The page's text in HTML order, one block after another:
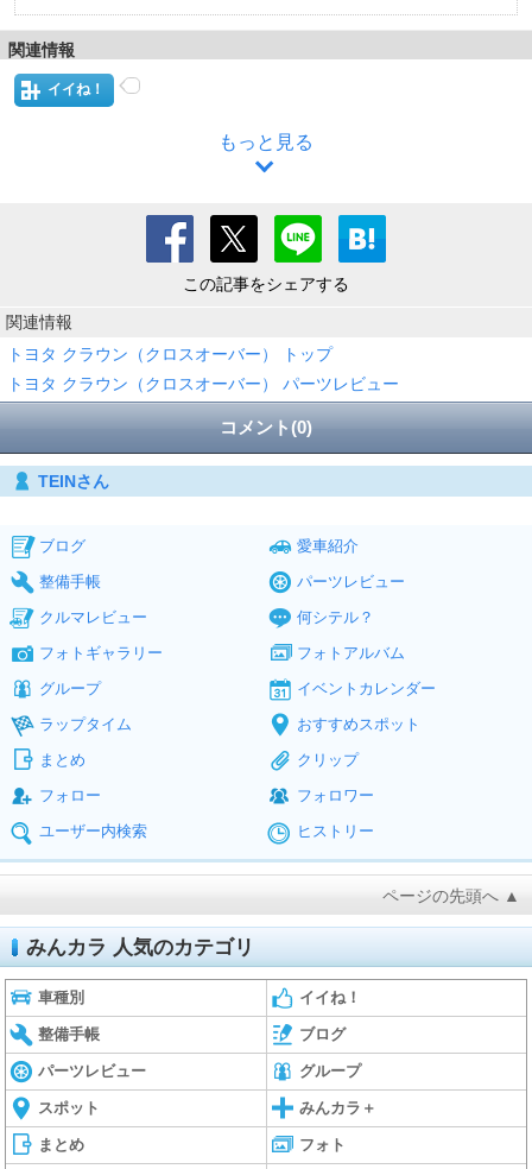
関連情報
イイね！
もっと見る
この記事をシェアする
関連情報
トヨタ クラウン（クロスオーバー） トップ
トヨタ クラウン（クロスオーバー） パーツレビュー
コメント(0)
TEINさん
ブログ
愛車紹介
整備手帳
パーツレビュー
クルマレビュー
何シテル？
フォトギャラリー
フォトアルバム
グループ
イベントカレンダー
ラップタイム
おすすめスポット
まとめ
クリップ
フォロー
フォロワー
ユーザー内検索
ヒストリー
ページの先頭へ ▲
みんカラ 人気のカテゴリ
車種別 イイね！
整備手帳 ブログ
パーツレビュー グループ
スポット みんカラ＋
まとめ フォト